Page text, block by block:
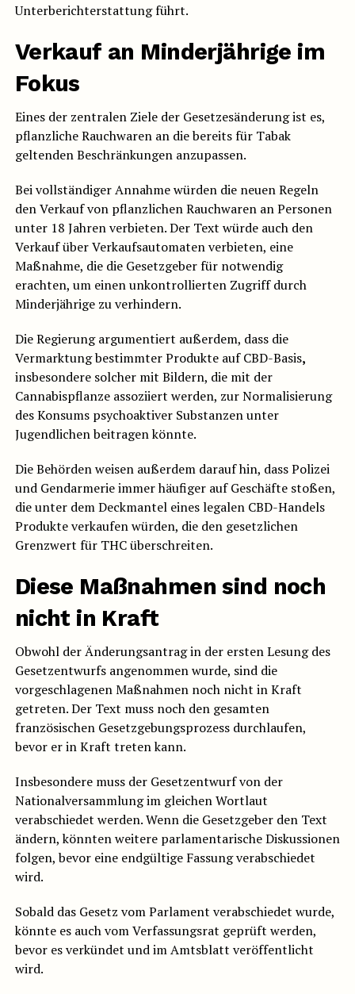
Unterberichterstattung führt.
Verkauf an Minderjährige im
Fokus
Eines der zentralen Ziele der Gesetzesänderung ist es,
pflanzliche Rauchwaren an die bereits für Tabak
geltenden Beschränkungen anzupassen.
Bei vollständiger Annahme würden die neuen Regeln
den Verkauf von pflanzlichen Rauchwaren an Personen
unter 18 Jahren verbieten. Der Text würde auch den
Verkauf über Verkaufsautomaten verbieten, eine
Maßnahme, die die Gesetzgeber für notwendig
erachten, um einen unkontrollierten Zugriff durch
Minderjährige zu verhindern.
Die Regierung argumentiert außerdem, dass die
Vermarktung bestimmter Produkte auf CBD-Basis,
insbesondere solcher mit Bildern, die mit der
Cannabispflanze assoziiert werden, zur Normalisierung
des Konsums psychoaktiver Substanzen unter
Jugendlichen beitragen könnte.
Die Behörden weisen außerdem darauf hin, dass Polizei
und Gendarmerie immer häufiger auf Geschäfte stoßen,
die unter dem Deckmantel eines legalen CBD-Handels
Produkte verkaufen würden, die den gesetzlichen
Grenzwert für THC überschreiten.
Diese Maßnahmen sind noch
nicht in Kraft
Obwohl der Änderungsantrag in der ersten Lesung des
Gesetzentwurfs angenommen wurde, sind die
vorgeschlagenen Maßnahmen noch nicht in Kraft
getreten. Der Text muss noch den gesamten
französischen Gesetzgebungsprozess durchlaufen,
bevor er in Kraft treten kann.
Insbesondere muss der Gesetzentwurf von der
Nationalversammlung im gleichen Wortlaut
verabschiedet werden. Wenn die Gesetzgeber den Text
ändern, könnten weitere parlamentarische Diskussionen
folgen, bevor eine endgültige Fassung verabschiedet
wird.
Sobald das Gesetz vom Parlament verabschiedet wurde,
könnte es auch vom Verfassungsrat geprüft werden,
bevor es verkündet und im Amtsblatt veröffentlicht
wird.